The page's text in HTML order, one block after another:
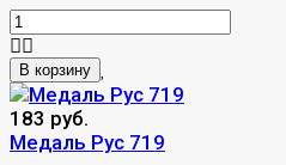
В корзину
183 руб.
Медаль Рус 719